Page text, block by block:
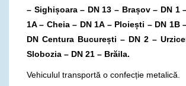
– Sighișoara – DN 13 – Brașov – DN 1
1A – Cheia – DN 1A – Ploiești – DN 1B
DN Centura București – DN 2 –
Slobozia – DN 21 – Brăila.
Vehiculul transportă o confecție metalică.